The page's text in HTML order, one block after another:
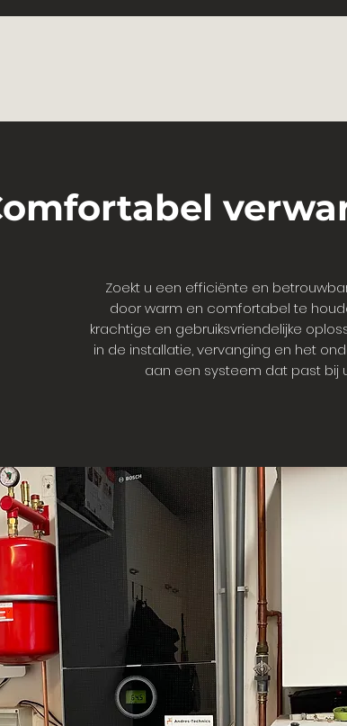
Zoekt u een efficiënte en
door warm en comfortabel te
krachtige en gebruiksvriendelijke
in de installatie, vervanging en het
aan een systeem dat past bij